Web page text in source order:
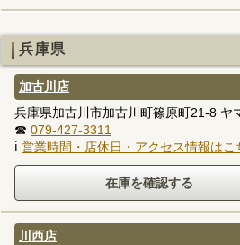
兵庫県
加古川店
兵庫県加古川市加古川町篠原町21-8 ヤ
☎ 079-427-3311
ℹ 営業時間・店休日・アクセス情報はこ
川西店